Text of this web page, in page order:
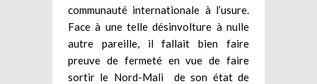
communauté internationale à l’usure.
Face à une telle désinvolture à nulle
autre pareille, il fallait bien faire
preuve de fermeté en vue de faire
sortir le Nord-Mali de son état de